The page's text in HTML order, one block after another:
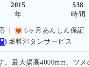
2015
年
538
時間
6ヶ月あんしん保証
燃料満タンサービス
最大揚高4000mm、ツ